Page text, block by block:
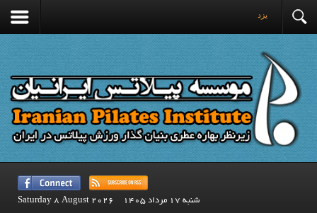
يزد
شنبه 17 مرداد 1405 Saturday 8 August 2026